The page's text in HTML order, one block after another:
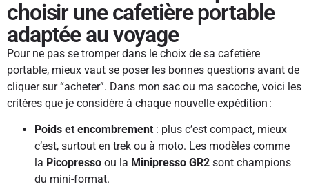
choisir une cafetière portable
adaptée au voyage
Pour ne pas se tromper dans le choix de sa cafetière
portable, mieux vaut se poser les bonnes questions avant de
cliquer sur “acheter”. Dans mon sac ou ma sacoche, voici les
critères que je considère à chaque nouvelle expédition :
Poids et encombrement : plus c’est compact, mieux
c’est, surtout en trek ou à moto. Les modèles comme
la Picopresso ou la Minipresso GR2 sont champions
du mini-format.